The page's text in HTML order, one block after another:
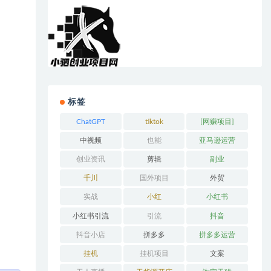
标签
ChatGPT tiktok [网赚项目]
中视频 也能 亚马逊运营
创业资讯 剪辑 副业
千川 国外项目 外贸
实战 小红 小红书
小红书引流 引流 抖音
抖音小店 拼多多 拼多多运营
挂机 挂机项目 文案